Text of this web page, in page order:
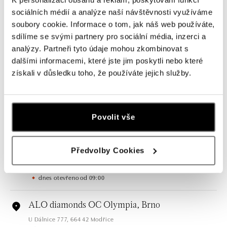
sociálních médií a analýze naší návštěvnosti využíváme
soubory cookie. Informace o tom, jak náš web používáte,
sdílíme se svými partnery pro sociální média, inzerci a
analýzy. Partneři tyto údaje mohou zkombinovat s
dalšími informacemi, které jste jim poskytli nebo které
získali v důsledku toho, že používáte jejich služby.
Povolit vše
Předvolby Cookies
Všechny Česko Slovensko
ALO diamonds OC Forum Nová Karolina,
Jantarová 3344/4, 702 00 Ostrava-Moravská Ostrava
tel.: +420 603 166 013, +420 603 565 187
dnes otevřeno od 09:00
Plzeňská 8, 150 00 Praha 5 - Smíchov
tel.: +420 603 192 388, +420 733 546 889
dnes otevřeno od 09:00
ALO diamonds OC Olympia, Brno
U Dálnice 777, 664 42 Modřice